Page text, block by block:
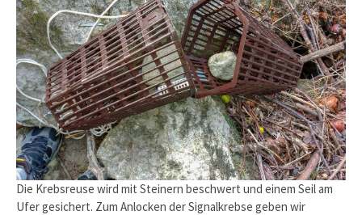
Die Krebsreuse wird mit Steinern beschwert und einem Seil am
Ufer gesichert. Zum Anlocken der Signalkrebse geben wir